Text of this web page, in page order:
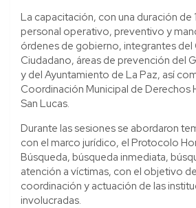
La capacitación, con una duración de
personal operativo, preventivo y
órdenes de gobierno, integrantes del
Ciudadano, áreas de prevención del
y del Ayuntamiento de La Paz, así
Coordinación Municipal de Derechos
San Lucas.
Durante las sesiones se abordaron
con el marco jurídico, el Protocolo
Búsqueda, búsqueda inmediata,
atención a víctimas, con el objetivo
coordinación y actuación de las
involucradas.